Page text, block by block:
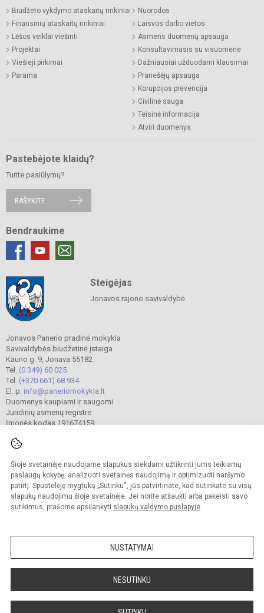
Šioje svetainėje naudojame slapukus siekdami užtikrinti jums teikiamų
paslaugų kokybę, analizuoti svetainės naudojimą ir optimizuoti naršymo
patirtį. Spustelėję mygtuką „Sutinku“, jūs patvirtinate, kad sutinkate su visų
slapukų naudojimu šioje svetainėje. Jei norite atšaukti arba pakeisti savo
sutikimus, prašome apsilankyti slapukų valdymo puslapyje.
NUSTATYMAI
NESUTINKU
Biudžeto vykdymo ataskaitų rinkiniai
Finansinių ataskaitų rinkiniai
Lėšos veiklai viešinti
Projektai
Viešieji pirkimai
Parama
Nuorodos
Laisvos darbo vietos
Asmens duomenų apsauga
Konsultavimasis su visuomene
Dažniausiai užduodami klausimai
Pranešėjų apsauga
Korupcijos prevencija
Civilinė sauga
Teisinė informacija
Atviri duomenys
Pastebėjote klaidų?
Turite pasiūlymų?
RAŠYKITE
Bendraukime
Steigėjas
Jonavos rajono savivaldybė
Jonavos Panerio pradinė mokykla
Savivaldybės biudžetinė įstaiga
Kauno g. 9, Jonava 55182
Tel. (0 349) 60 025
Tel. (+370 661) 68 934
El. p. info@paneriomokykla.lt
Duomenys kaupiami ir saugomi
Juridinių asmenų registre
Įmonės kodas 191674159
© 2023. Jonavos Panerio pradinė mokykla. Visos teisės saugomos.
Kopijuoti turinį be raštiško įstaigos administracijos sutikimo griežtai draudžiama.
Prieinamumo paraiška Slapukų valdymas
Sumanus būdas atnaujinti